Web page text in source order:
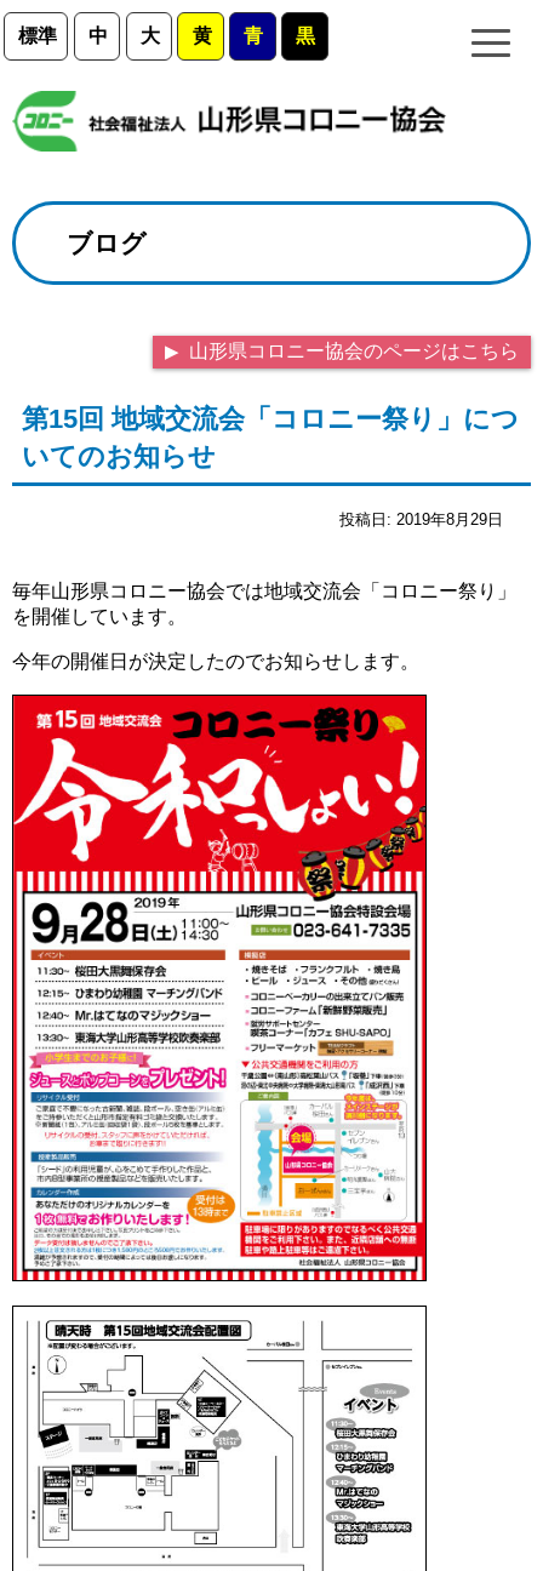
標準 中 大 黄 青 黒
ブログ
山形県コロニー協会のページはこちら
第15回 地域交流会「コロニー祭り」につ
いてのお知らせ
投稿日: 2019年8月29日
毎年山形県コロニー協会では地域交流会「コロニー祭り」
を開催しています。
今年の開催日が決定したのでお知らせします。